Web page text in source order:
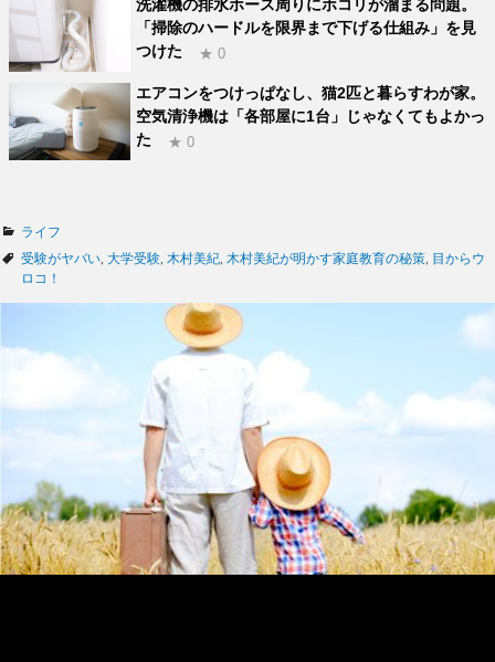
洗濯機の排水ホース周りにホコリが溜まる問題。
「掃除のハードルを限界まで下げる仕組み」を見
つけた
★ 0
エアコンをつけっぱなし、猫2匹と暮らすわが家。
空気清浄機は「各部屋に1台」じゃなくてもよかっ
た
★ 0
カ
テ
ゴ
ライフ
タ
グ
受験がヤバい 大学受験 木村美紀 木村美紀が明かす家庭教育の秘策
目からウ
ロコ！